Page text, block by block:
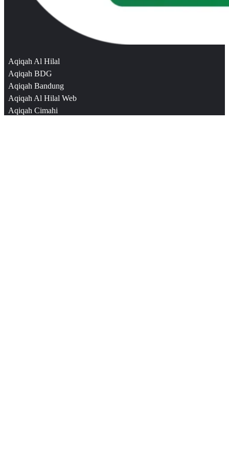
Aqiqah Al Hilal
Aqiqah BDG
Aqiqah Bandung
Aqiqah Al Hilal Web
Aqiqah Cimahi